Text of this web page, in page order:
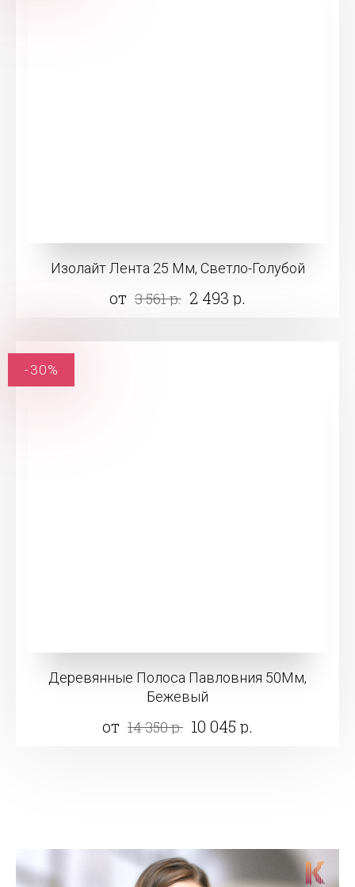
Изолайт Лента 25 Мм, Светло-Голубой
от 3 561 р. 2 493 р.
Деревянные Полоса Павловния 50Мм,
Бежевый
от 14 350 р. 10 045 р.
-30%